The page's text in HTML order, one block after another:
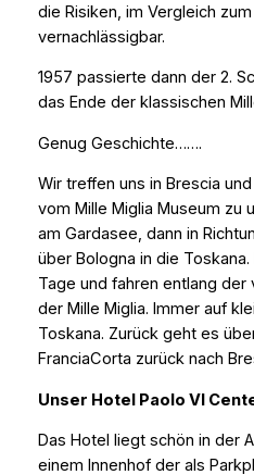
die Risiken, im Vergleich
vernachlässigbar.
1957 passierte dann der 2.
das Ende der klassischen
Genug Geschichte…….
Wir treffen uns in Brescia
vom Mille Miglia Museum zu
am Gardasee, dann in
über Bologna in die
Tage und fahren entlang
der Mille Miglia. Immer auf
Toskana. Zurück geht es
FranciaCorta zurück nach
Unser Hotel Paolo VI
Das Hotel liegt schön in der
einem Innenhof der als